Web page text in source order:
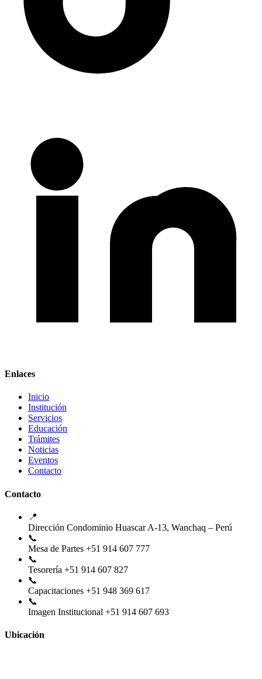
Enlaces
Inicio
Institución
Servicios
Educación
Trámites
Noticias
Eventos
Contacto
Contacto
📍
Dirección Condominio Huascar A-13, Wanchaq – Perú
📞
Mesa de Partes +51 914 607 777
📞
Tesorería +51 914 607 827
📞
Capacitaciones +51 948 369 617
📞
Imagen Institucional +51 914 607 693
Ubicación